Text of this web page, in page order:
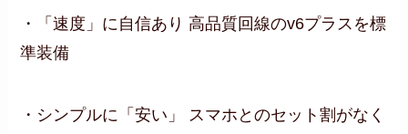
・「速度」に自信あり 高品質回線のv6プラスを標
準装備
・シンプルに「安い」 スマホとのセット割がなく